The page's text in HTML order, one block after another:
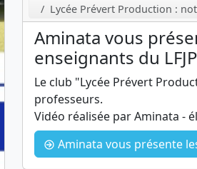
Lycée Prévert Production :
Aminata vous
enseignants du LFJP
Le club "Lycée Prévert
professeurs.
Vidéo réalisée par Aminata -
Aminata vous présente